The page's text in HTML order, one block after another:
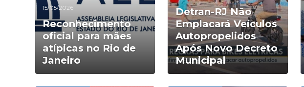
15/05/2026
Reconhecimento
oficial para mães
atípicas no Rio de
Janeiro
Detran-RJ Não
Emplacará Veículos
Autopropelidos
Após Novo Decreto
Municipal